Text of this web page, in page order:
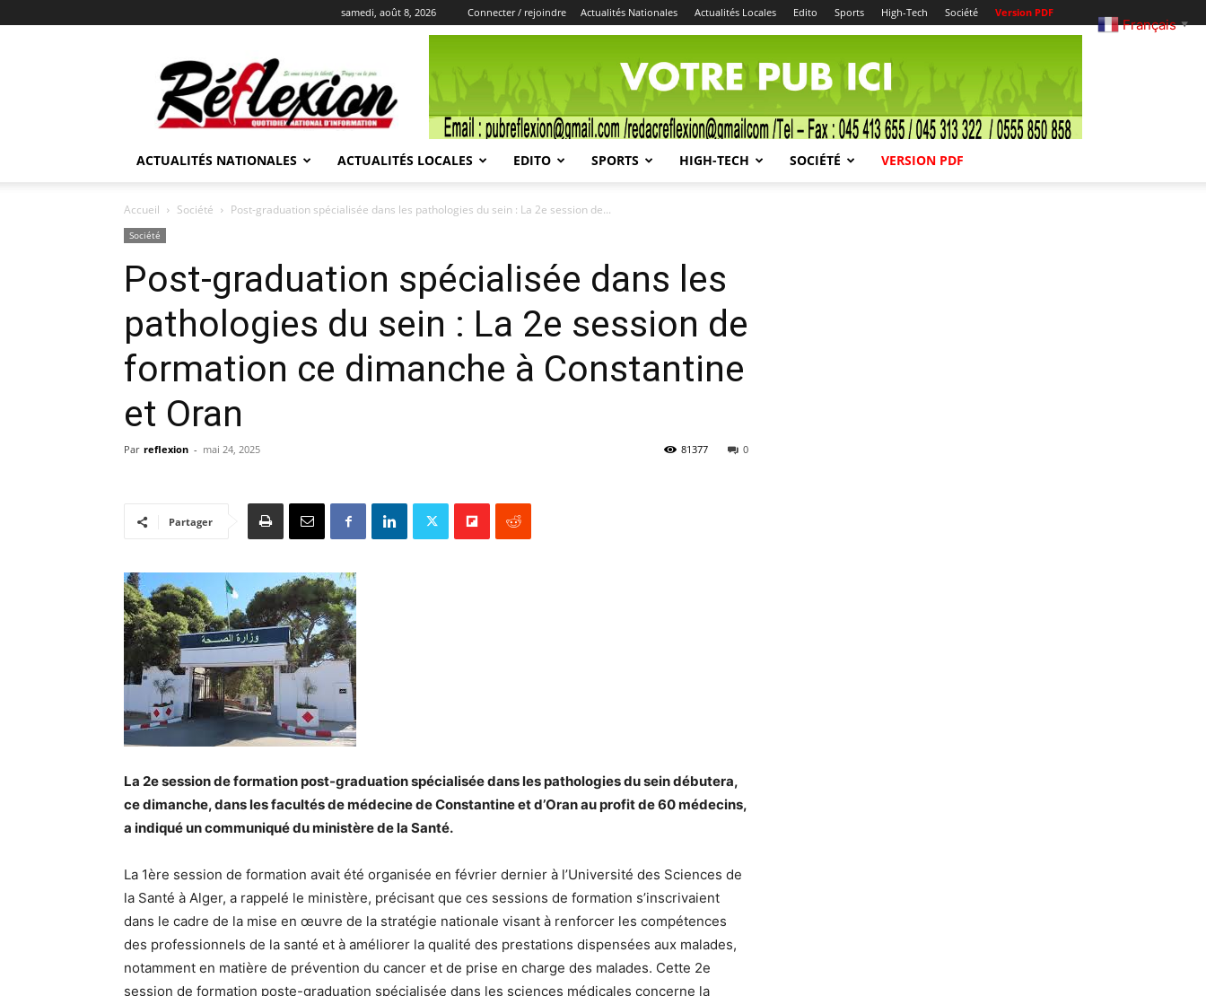
samedi, août 8, 2026 Connecter / rejoindre Actualités Nationales Actualités Locales Edito Sports High-Tech Société Version PDF
REFLEXION
ACTUALITÉS NATIONALES ACTUALITÉS LOCALES EDITO SPORTS HIGH-TECH SOCIÉTÉ VERSION PDF
Accueil Société Post-graduation spécialisée dans les pathologies du sein : La 2e session de...
Société
Post-graduation spécialisée dans les
pathologies du sein : La 2e session de
formation ce dimanche à Constantine
et Oran
Par reflexion - mai 24, 2025 0
81377
Partager
La 2e session de formation post-graduation spécialisée dans les pathologies du sein débutera,
ce dimanche, dans les facultés de médecine de Constantine et d’Oran au profit de 60 médecins,
a indiqué un communiqué du ministère de la Santé.
La 1ère session de formation avait été organisée en février dernier à l’Université des Sciences de
la Santé à Alger, a rappelé le ministère, précisant que ces sessions de formation s’inscrivaient
dans le cadre de la mise en œuvre de la stratégie nationale visant à renforcer les compétences
des professionnels de la santé et à améliorer la qualité des prestations dispensées aux malades,
notamment en matière de prévention du cancer et de prise en charge des malades. Cette 2e
session de formation poste-graduation spécialisée dans les sciences médicales concerne la
Français ▼